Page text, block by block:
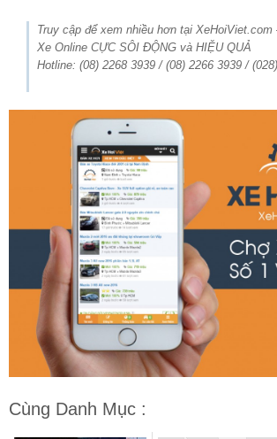
Truy cập để xem nhiều hơn tại XeHoiViet.com
Xe Online CỰC SÔI ĐỘNG và HIỆU QUẢ
Hotline: (08) 2268 3939 / (08) 2266 3939 /
Cùng Danh Mục :